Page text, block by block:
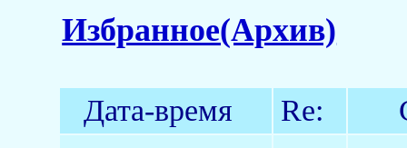
Избранное(Архив)
Дата-время Re: